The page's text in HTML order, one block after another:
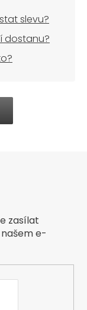
slevu?
dostanu?
zasílat
e-